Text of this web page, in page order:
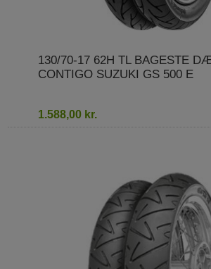
130/70-17 62H TL BAGESTE
CONTIGO SUZUKI GS 500 E
1.588,00 kr.